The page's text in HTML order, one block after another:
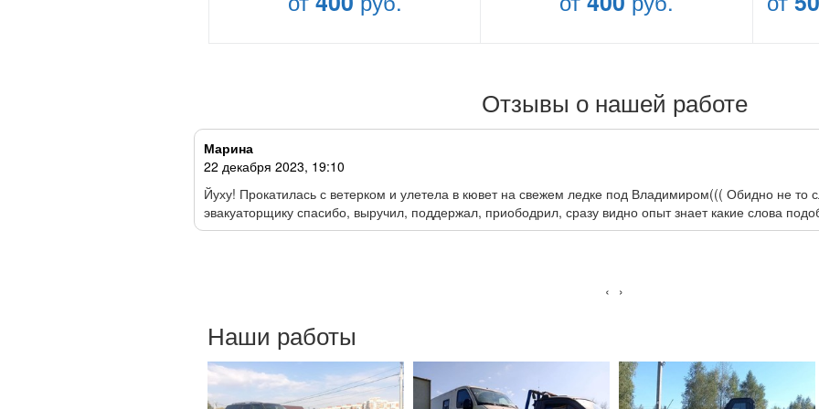
Отзывы о нашей работе
Марина
22 декабря 2023, 19:10
Йуху! Прокатилась с ветерком и улетела в кювет на свежем ледке под Владимиром((( Обидно не
эвакуаторщику спасибо, выручил, поддержал, приободрил, сразу видно опыт знает какие слова
‹ ›
Наши работы